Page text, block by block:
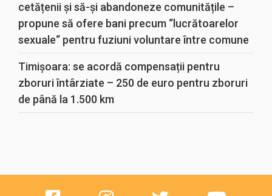
cetățenii și să-și abandoneze comunitățile –
propune să ofere bani precum “lucrătoarelor
sexuale“ pentru fuziuni voluntare între comune
Timișoara: se acordă compensații pentru
zboruri întârziate – 250 de euro pentru zboruri
de până la 1.500 km